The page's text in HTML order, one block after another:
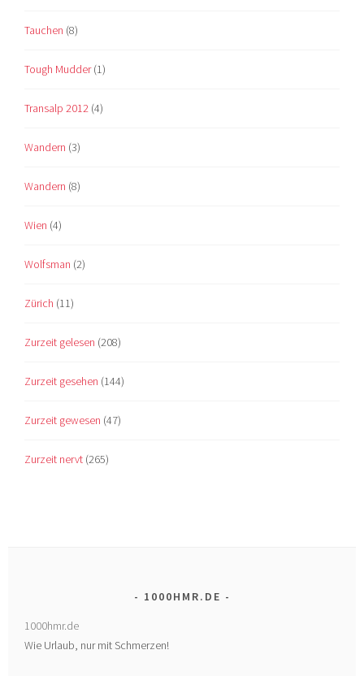
Tauchen (8)
Tough Mudder(1)
Transalp 2012 (4)
Wandern (3)
Wandern (8)
Wien (4)
Wolfsman (2)
Zürich (11)
Zurzeit gelesen (208)
Zurzeit gesehen (144)
Zurzeit gewesen (47)
Zurzeit nervt (265)
1000HMR.DE
1000hmr.de
Wie Urlaub, nur mit Schmerzen!